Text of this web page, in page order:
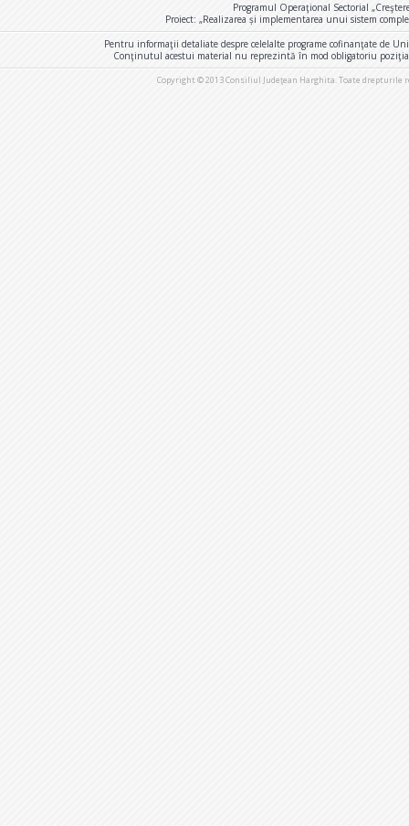
Programul Operaţional Sectorial
Proiect: „Realizarea și implementarea unui sistem
Pentru informaţii detaliate despre celelalte programe cofinanţate de
Conţinutul acestui material nu reprezintă în mod obligatoriu
Copyright © 2013 Consiliul Judeţean Harghita. Toate drepturile